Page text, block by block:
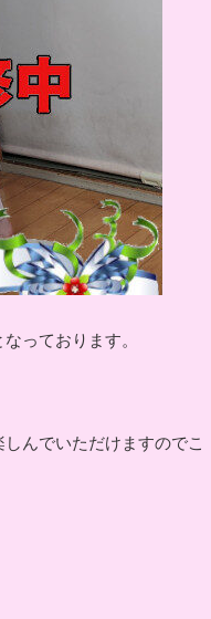
っております。
んでいただけますのでこ